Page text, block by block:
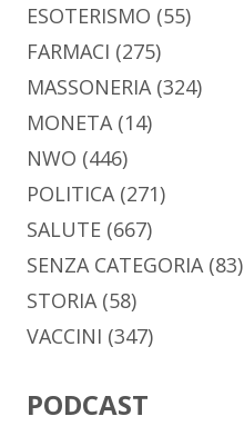
ESOTERISMO (55)
FARMACI (275)
MASSONERIA(324)
MONETA(14)
NWO (446)
POLITICA(271)
SALUTE (667)
SENZA CATEGORIA(83)
STORIA(58)
VACCINI (347)
PODCAST